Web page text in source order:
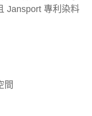
Jansport 專利染料
間